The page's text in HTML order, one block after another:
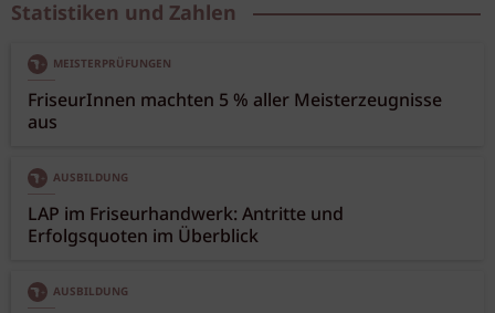
Statistiken und Zahlen
MEISTERPRÜFUNGEN
FriseurInnen machten 5 % aller Meisterzeugnisse
aus
AUSBILDUNG
LAP im Friseurhandwerk: Antritte und
Erfolgsquoten im Überblick
AUSBILDUNG